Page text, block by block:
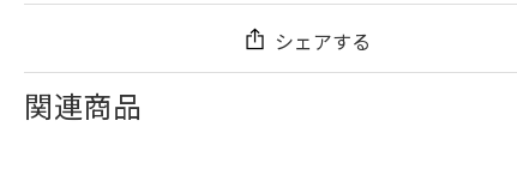
シェアする
関連商品